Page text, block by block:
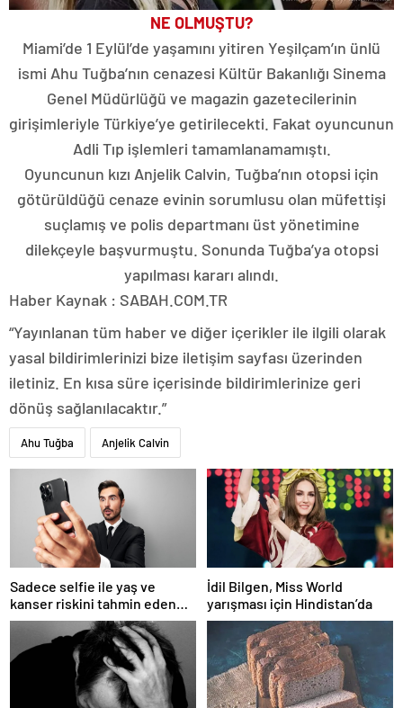
NE OLMUŞTU?
Miami’de 1 Eylül’de yaşamını yitiren Yeşilçam’ın ünlü
ismi Ahu Tuğba’nın cenazesi Kültür Bakanlığı Sinema
Genel Müdürlüğü ve magazin gazetecilerinin
girişimleriyle Türkiye’ye getirilecekti. Fakat oyuncunun
Adli Tıp işlemleri tamamlanamamıştı.
Oyuncunun kızı Anjelik Calvin, Tuğba’nın otopsi için
götürüldüğü cenaze evinin sorumlusu olan müfettişi
suçlamış ve polis departmanı üst yönetimine
dilekçeyle başvurmuştu. Sonunda Tuğba’ya otopsi
yapılması kararı alındı.
Haber Kaynak : SABAH.COM.TR
“Yayınlanan tüm haber ve diğer içerikler ile ilgili olarak
yasal bildirimlerinizi bize iletişim sayfası üzerinden
iletiniz. En kısa süre içerisinde bildirimlerinize geri
dönüş sağlanılacaktır.”
Ahu Tuğba Anjelik Calvin
Sadece selfie ile yaş ve
kanser riskini tahmin eden
yapay zeka keşfedildi
İdil Bilgen, Miss World
yarışması için Hindistan’da